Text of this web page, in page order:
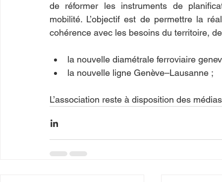
de réformer les instruments de
mobilité. L’objectif est de permettre la
cohérence avec les besoins du territoire,
la nouvelle diamétrale ferroviaire
la nouvelle ligne Genève–Lausanne ;
L’association reste à disposition des